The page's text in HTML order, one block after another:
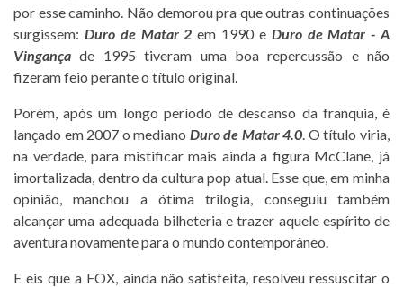
por esse caminho. Não demorou pra que outras continuações
surgissem: Duro de Matar 2 em 1990 e Duro de Matar - A
Vingança de 1995 tiveram uma boa repercussão e não
fizeram feio perante o título original.
Porém, após um longo período de descanso da franquia, é
lançado em 2007 o mediano Duro de Matar 4.0. O título viria,
na verdade, para mistificar mais ainda a figura McClane, já
imortalizada, dentro da cultura pop atual. Esse que, em minha
opinião, manchou a ótima trilogia, conseguiu também
alcançar uma adequada bilheteria e trazer aquele espírito de
aventura novamente para o mundo contemporâneo.
E eis que a FOX, ainda não satisfeita, resolveu ressuscitar o